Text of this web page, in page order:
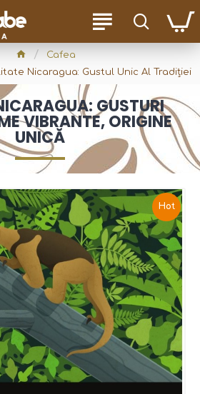
Cafea
Nicaragua: Gustul Unic Al Tradiției
GUSTURI
VIBRANTE, ORIGINE
UNICĂ
Hot